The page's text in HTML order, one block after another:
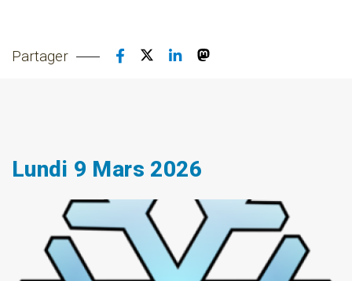
Partager
Lundi 9 Mars 2026